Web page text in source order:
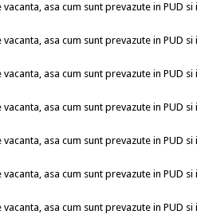
asa cum sunt prevazute in PUD si
asa cum sunt prevazute in PUD si
asa cum sunt prevazute in PUD si
asa cum sunt prevazute in PUD si
asa cum sunt prevazute in PUD si
asa cum sunt prevazute in PUD si
asa cum sunt prevazute in PUD si